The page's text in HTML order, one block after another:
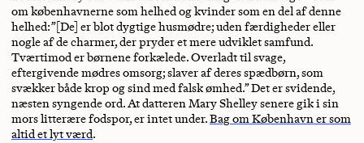
om københavnerne som helhed og kvinder som en del af denne
helhed: ”[De] er blot dygtige husmødre; uden færdigheder eller
nogle af de charmer, der pryder et mere udviklet samfund.
Tværtimod er børnene forkælede. Overladt til svage,
eftergivende mødres omsorg; slaver af deres spædbørn, som
svækker både krop og sind med falsk ømhed.” Det er svidende,
næsten syngende ord. At datteren Mary Shelley senere gik i sin
mors litterære fodspor, er intet under.Bag om København er som
altid et lyt værd.